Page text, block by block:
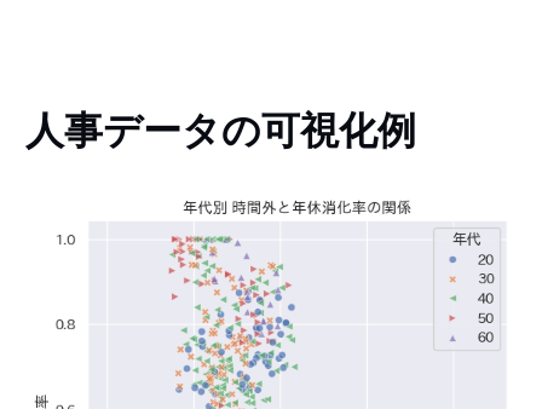
人事データの可視化例